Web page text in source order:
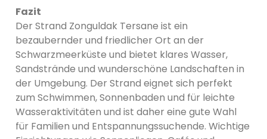
Fazit
Der Strand Zonguldak Tersane ist ein
bezaubernder und friedlicher Ort an der
Schwarzmeerküste und bietet klares Wasser,
Sandstrände und wunderschöne Landschaften in
der Umgebung. Der Strand eignet sich perfekt
zum Schwimmen, Sonnenbaden und für leichte
Wasseraktivitäten und ist daher eine gute Wahl
für Familien und Entspannungssuchende. Wichtige